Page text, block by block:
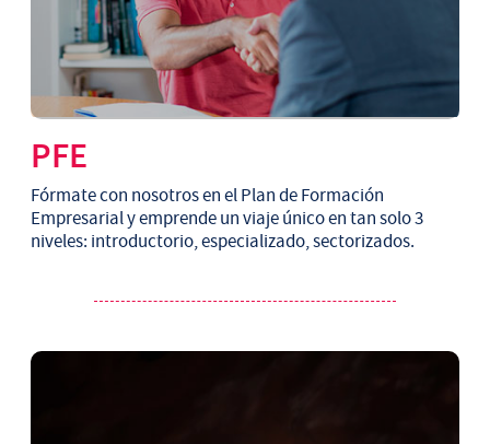
PFE
Fórmate con nosotros en el Plan de Formación
Empresarial y emprende un viaje único en tan solo 3
niveles: introductorio, especializado, sectorizados.